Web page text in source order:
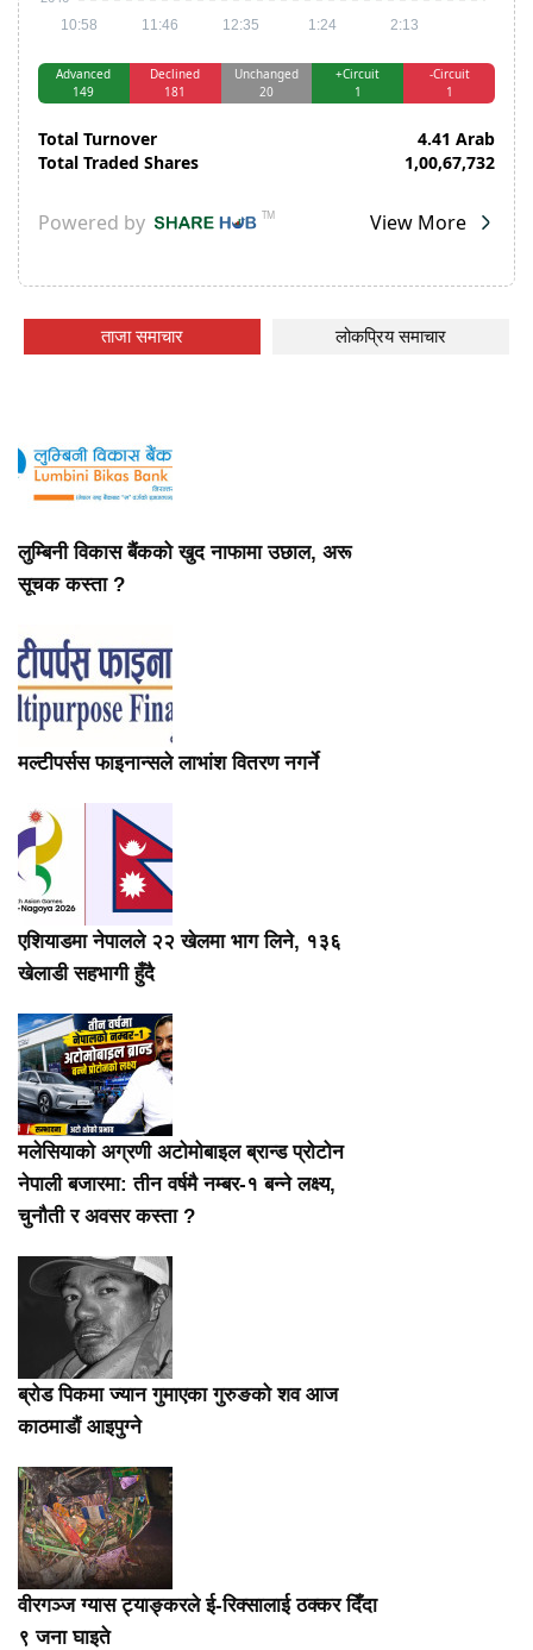
ताजा समाचार लोकप्रिय समाचार
लुम्बिनी विकास बैंकको खुद नाफामा उछाल, अरू
सूचक कस्ता ?
मल्टीपर्सस फाइनान्सले लाभांश वितरण नगर्ने
एशियाडमा नेपालले २२ खेलमा भाग लिने, १३६
खेलाडी सहभागी हुँदै
मलेसियाको अग्रणी अटोमोबाइल ब्रान्ड प्रोटोन
नेपाली बजारमा: तीन वर्षमै नम्बर-१ बन्ने लक्ष्य,
चुनौती र अवसर कस्ता ?
ब्रोड पिकमा ज्यान गुमाएका गुरुङको शव आज
काठमाडौं आइपुग्ने
वीरगञ्ज ग्यास ट्याङ्करले ई-रिक्सालाई ठक्कर दिँदा
९ जना घाइते